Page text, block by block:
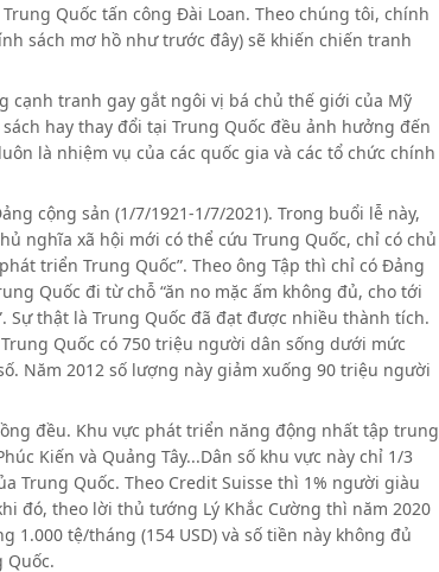
Quốc tấn công Đài Loan. Theo chúng tôi, chính
sách mơ hồ như trước đây) sẽ khiến chiến tranh
cạnh tranh gay gắt ngôi vị bá chủ thế giới của Mỹ
hay thay đổi tại Trung Quốc đều ảnh hưởng đến
là nhiệm vụ của các quốc gia và các tổ chức chính
cộng sản (1/7/1921-1/7/2021). Trong buổi lễ này,
nghĩa xã hội mới có thể cứu Trung Quốc, chỉ có chủ
triển Trung Quốc”. Theo ông Tập thì chỉ có Đảng
Quốc đi từ chỗ “ăn no mặc ấm không đủ, cho tới
thật là Trung Quốc đã đạt được nhiều thành tích.
Quốc có 750 triệu người dân sống dưới mức
Năm 2012 số lượng này giảm xuống 90 triệu người
đều. Khu vực phát triển năng động nhất tập trung
Kiến và Quảng Tây...Dân số khu vực này chỉ 1/3
Trung Quốc. Theo Credit Suisse thì 1% người giàu
đó, theo lời thủ tướng Lý Khắc Cường thì năm 2020
tệ/tháng (154 USD) và số tiền này không đủ
Quốc.